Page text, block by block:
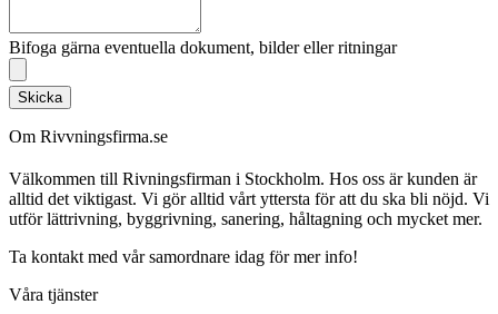
Bifoga gärna eventuella dokument, bilder eller ritningar
Skicka
Om Rivvningsfirma.se
Välkommen till Rivningsfirman i Stockholm. Hos oss är kunden är
alltid det viktigast. Vi gör alltid vårt yttersta för att du ska bli nöjd. Vi
utför lättrivning, byggrivning, sanering, håltagning och mycket mer.
Ta kontakt med vår samordnare idag för mer info!
Våra tjänster